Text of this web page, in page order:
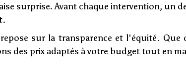
surprise. Avant chaque intervention, un
sur la transparence et l'équité.
des prix adaptés à votre budget tout en